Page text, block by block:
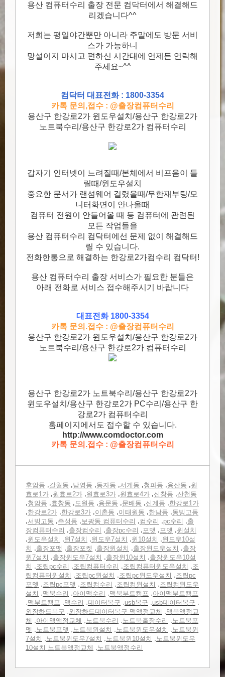
용산 컴퓨터수리 출장 전문 컴닥터에서 해결해드
리겠습니다^^
저희는 평일야간뿐만 아니라 주말에도 방문 서비
스가 가능하니
망설이지 마시고 편하신 시간대에 언제든 연락해
주세요~^^
컴닥터 대표전화 : 1800-3354
카톡 문의,접수 : @출장컴퓨터수리
용산구 한강로2가 윈도우설치/용산구 한강로2가
노트북수리/용산구 한강로2가 컴퓨터수리
갑자기 인터넷이 느려질때/본체에서 비프음이 들
릴때/윈도우설치
중요한 문서가 랜섬웨어 걸렸을때/무한재부팅/모
니터화면이 안나올때
컴퓨터 전원이 안들어올 때 등 컴퓨터에 관련된
모든 작업들을
용산 컴퓨터수리 컴닥터에선 문제 없이 해결해드
릴 수 있습니다.
전화한통으로 해결하는 한강로2가컴수리 컴닥터!
용산 컴퓨터수리 출장 서비스가 필요한 분들은
아래 전화로 서비스 접수해주시기 바랍니다
대표전화 1800-3354
카톡 문의.접수 : @출장컴퓨터수리
용산구 한강로2가 윈도우설치/용산구 한강로2가
노트북수리/용산구 한강로2가 컴퓨터수리
용산구 한강로2가 노트북수리/용산구 한강로2가
윈도우설치/용산구 한강로2가 PC수리/용산구 한
강로2가 컴퓨터수리
홈페이지에서도 접수할 수 있습니다.
http://www.comdoctor.com
카톡 문의.접수 : @출장컴퓨터수리
후암동 ,갈월동 ,남영동 ,동자동 ,서계동 ,청파동 ,용산동 ,원
효로1가 ,원효로2가 ,원효로3가 ,원효로4가 ,신창동 ,산천동
,청암동 ,효창동 ,도원동 ,용문동 ,문배동 ,신계동 ,한강로1가
,한강로2가 ,한강로3가 ,이촌동 ,이태원동 ,한남동 ,동빙고동
,서빙고동 ,주성동 ,보광동 컴퓨터수리 ,컴수리 ,pc수리 ,출
장컴퓨터수리 ,출장컴수리 ,출장pc수리 ,포맷 ,포멧 ,윈설치
,윈도우설치 ,윈7설치 ,윈도우7설치 ,윈10설치 ,윈도우10설
치 ,출장포맷 ,출장포켓 ,출장윈설치 ,출장윈도우설치 ,출장
윈7설치 ,출장윈도우7설치 ,출장윈10설치 ,출장윈도우10설
치 ,조립pc수리 ,조립컴퓨터수리 ,조립컴퓨터윈도우설치 ,조
립컴퓨터윈설치 ,조립pc윈설치 ,조립pc윈도우설치 ,조립pc
포멧 ,조립pc포맷 ,조립컴수리 ,조립컴윈설치 ,조립컴윈도우
설치 ,맥북수리 ,아이맥수리 ,맥북부트캠프 ,아이맥부트캠프
,맥부트캠프 ,맥수리 ,데이터복구 ,usb복구 ,usb데이터복구 ,
외장하드복구 ,외장하드데이터복구 맥액정교체 ,맥북액정교
체 ,아이맥액정교체 ,노트북수리 ,노트북출장수리 ,노트북포
멧 ,노트북포맷 ,노트북윈설치 ,노트북윈도우설치 ,노트북윈
7설치 ,노트북윈도우7설치 ,노트북윈10설치 ,노트북윈도우
10설치 노트북액정교체 ,노트북액정수리